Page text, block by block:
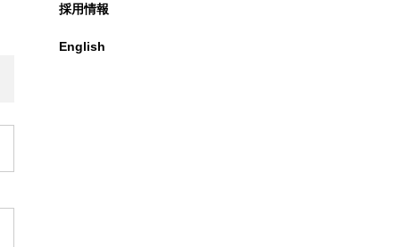
採用情報
English